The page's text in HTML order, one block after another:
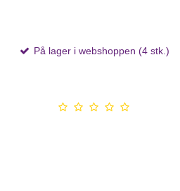
På lager i webshoppen (4 stk.)